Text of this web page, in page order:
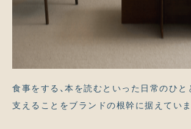
食事をする、本を読むといった日常のひと
支えることをブランドの根幹に据えていま